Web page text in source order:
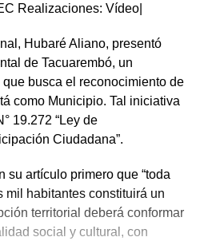
Realizaciones: Vídeo|
Hubaré Aliano, presentó
de Tacuarembó, un
busca el reconocimiento de
como Municipio. Tal iniciativa
19.272 “Ley de
Ciudadana”.
su artículo primero que “toda
mil habitantes constituirá un
territorial deberá conformar
social y cultural, con